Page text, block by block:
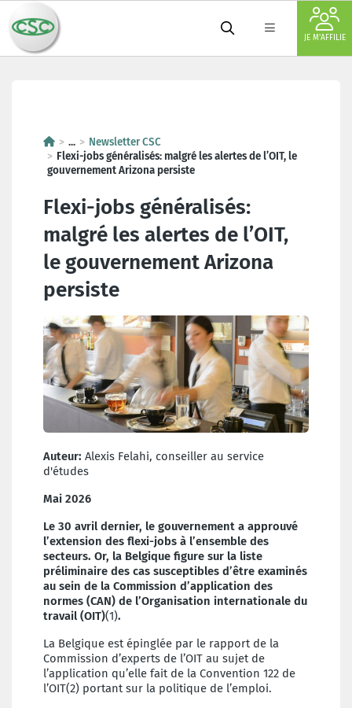
JE M'AFFILIE
...
Newsletter CSC
Flexi-jobs généralisés: malgré les alertes de l’OIT, le
gouvernement Arizona persiste
Flexi-jobs généralisés:
malgré les alertes de l’OIT,
le gouvernement Arizona
persiste
Auteur: Alexis Felahi, conseiller au service
d'études
Mai 2026
Le 30 avril dernier, le gouvernement a approuvé
l’extension des flexi-jobs à l’ensemble des
secteurs. Or, la Belgique figure sur la liste
préliminaire des cas susceptibles d’être examinés
au sein de la Commission d’application des
normes (CAN) de l’Organisation internationale du
travail (OIT)(1).
La Belgique est épinglée par le rapport de la
Commission d’experts de l’OIT au sujet de
l’application qu’elle fait de la Convention 122 de
l’OIT(2) portant sur la politique de l’emploi.